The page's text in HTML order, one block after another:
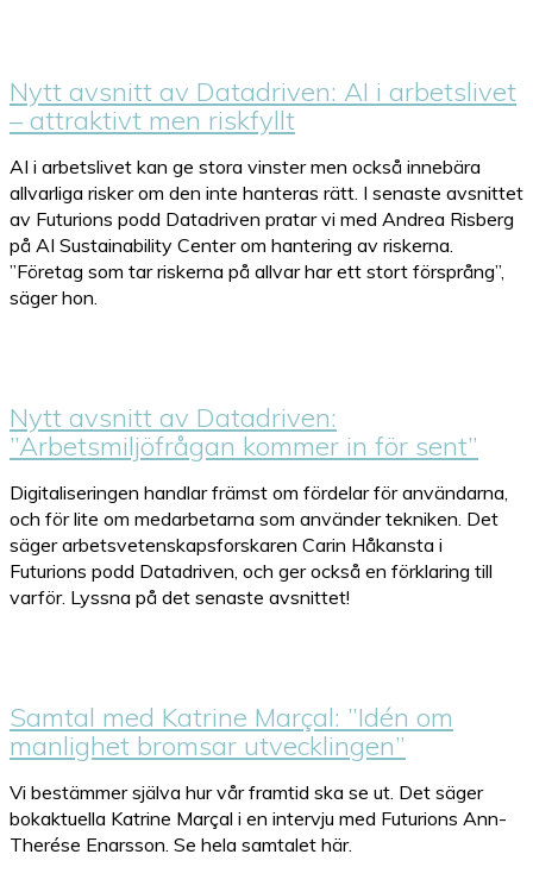
Nytt avsnitt av Datadriven: AI i arbetslivet
– attraktivt men riskfyllt
AI i arbetslivet kan ge stora vinster men också innebära
allvarliga risker om den inte hanteras rätt. I senaste avsnittet
av Futurions podd Datadriven pratar vi med Andrea Risberg
på AI Sustainability Center om hantering av riskerna.
”Företag som tar riskerna på allvar har ett stort försprång”,
säger hon.
Nytt avsnitt av Datadriven:
”Arbetsmiljöfrågan kommer in för sent”
Digitaliseringen handlar främst om fördelar för användarna,
och för lite om medarbetarna som använder tekniken. Det
säger arbetsvetenskapsforskaren Carin Håkansta i
Futurions podd Datadriven, och ger också en förklaring till
varför. Lyssna på det senaste avsnittet!
Samtal med Katrine Marçal: ”Idén om
manlighet bromsar utvecklingen”
Vi bestämmer själva hur vår framtid ska se ut. Det säger
bokaktuella Katrine Marçal i en intervju med Futurions Ann-
Therése Enarsson. Se hela samtalet här.